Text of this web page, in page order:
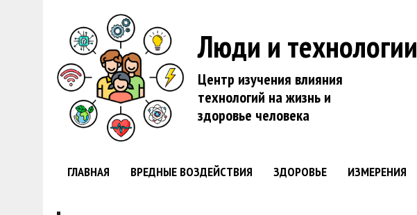
Люди и технологии
Центр изучения влияния
технологий на жизнь и
здоровье человека
ГЛАВНАЯ ВРЕДНЫЕ ВОЗДЕЙСТВИЯ ЗДОРОВЬЕ ИЗМЕРЕНИЯ